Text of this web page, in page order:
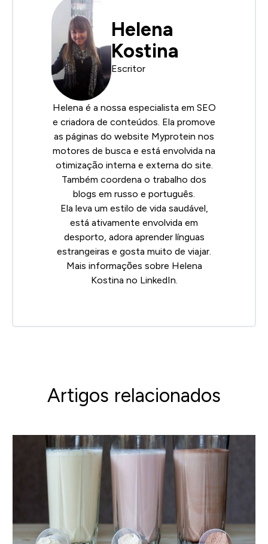
Helena
Kostina
Escritor
Helena é a nossa especialista em SEO
e criadora de conteúdos. Ela promove
as páginas do website Myprotein nos
motores de busca e está envolvida na
otimização interna e externa do site.
Também coordena o trabalho dos
blogs em russo e português.
Ela leva um estilo de vida saudável,
está ativamente envolvida em
desporto, adora aprender línguas
estrangeiras e gosta muito de viajar.
Mais informações sobre Helena
Kostina no LinkedIn.
Artigos relacionados